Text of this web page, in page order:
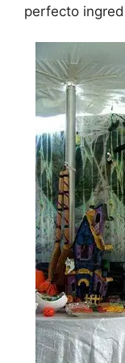
perfecto